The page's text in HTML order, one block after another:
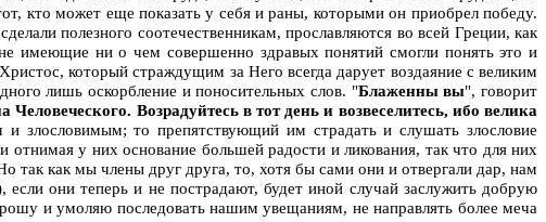
кто может еще показать у себя и раны, которыми он приобрел победу.
полезного соотечественникам, прославляются во всей Греции, как
имеющие ни о чем совершенно здравых понятий смогли понять это и
который страждущим за Него всегда дарует воздаяние с великим
лишь оскорбление и поносительных слов. "Блаженны вы", говорит
Возрадуйтесь в тот день и возвеселитесь, ибо велика
злословимым; то препятствующий им страдать и слушать злословие
у них основание большей радости и ликования, так что для них
так как мы члены друг друга, то, хотя бы сами они и отвергали дар, нам
они теперь и не пострадают, будет иной случай заслужить добрую
и умоляю последовать нашим увещаниям, не направлять более меча